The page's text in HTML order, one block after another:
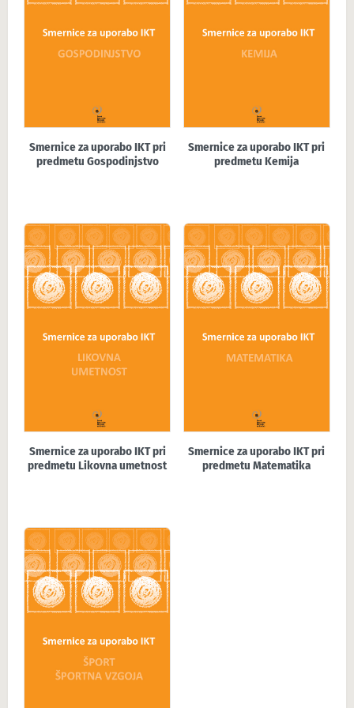
Smernice za uporabo IKT pri
predmetu Gospodinjstvo
Smernice za uporabo IKT pri
predmetu Kemija
Smernice za uporabo IKT pri
predmetu Likovna umetnost
Smernice za uporabo IKT pri
predmetu Matematika